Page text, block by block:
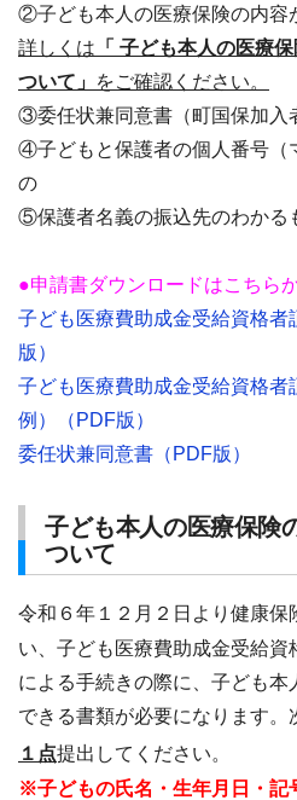
②子ども本人の医療保険の内容
詳しくは 「 子ども本人の医療
ついて」 をご確認ください。
③委任状兼同意書（町国保加入
④子どもと保護者の個人番号（
の
⑤保護者名義の振込先のわかる
●申請書ダウンロードはこちら
子ども医療費助成金受給資格
版）
子ども医療費助成金受給資格者
例）（PDF版）
委任状兼同意書（PDF版）
子ども本人の医療保険
ついて
令和６年１２月２日より健康保
い、子ども医療費助成金受給
による手続きの際に、子ども
できる書類が必要になります。
１点提出してください。
※子どもの氏名・生年月日・記